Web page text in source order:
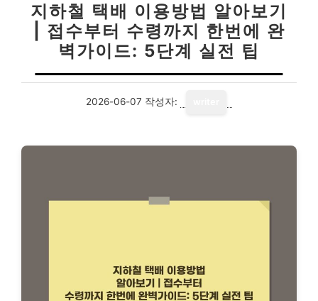
지하철 택배 이용방법 알아보기
| 접수부터 수령까지 한번에 완
벽가이드: 5단계 실전 팁
2026-06-07 작성자: